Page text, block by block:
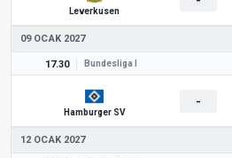
Leverkusen
09 OCAK 2027
17.30 Bundesliga I
Hamburger SV
-
12 OCAK 2027